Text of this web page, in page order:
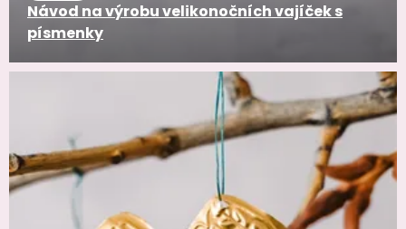
Návod na výrobu velikonočních vajíček s
písmenky